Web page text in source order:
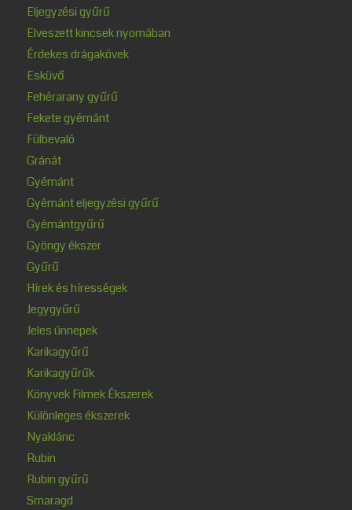
Eljegyzési gyűrű
Elveszett kincsek nyomában
Érdekes drágakövek
Esküvő
Fehérarany gyűrű
Fekete gyémánt
Fülbevaló
Gránát
Gyémánt
Gyémánt eljegyzési gyűrű
Gyémántgyűrű
Gyöngy ékszer
Gyűrű
Hírek és hírességek
Jegygyűrű
Jeles ünnepek
Karikagyűrű
Karikagyűrűk
Könyvek Filmek Ékszerek
Különleges ékszerek
Nyaklánc
Rubin
Rubin gyűrű
Smaragd